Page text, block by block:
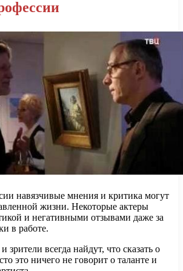
навязчивые мнения и критика могут
жизни. Некоторые актеры
и негативными отзывами даже за
в работе.
зрители всегда найдут, что сказать о
это ничего не говорит о таланте и